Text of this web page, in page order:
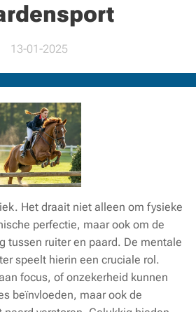
13-01-2025
Het draait niet alleen om fysieke
perfectie, maar ook om de
tussen ruiter en paard. De mentale
speelt hierin een cruciale rol.
focus, of onzekerheid kunnen
beïnvloeden, maar ook de